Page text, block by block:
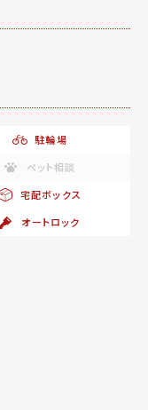
駐輪場
ペット相談
宅配ボックス
オートロック